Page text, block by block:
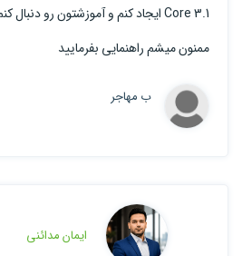
Core 3.1 ایجاد کنم و آموزشتون رو دنبال کنم ؟
ممنون میشم راهنمایی بفرمایید
ب مهاجر
ایمان مدائنی